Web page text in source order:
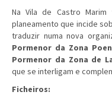
Na Vila de Castro
planeamento que incide
traduzir numa nova
Pormenor da Zona
Pormenor da Zona de
que se interligam e
Ficheiros: